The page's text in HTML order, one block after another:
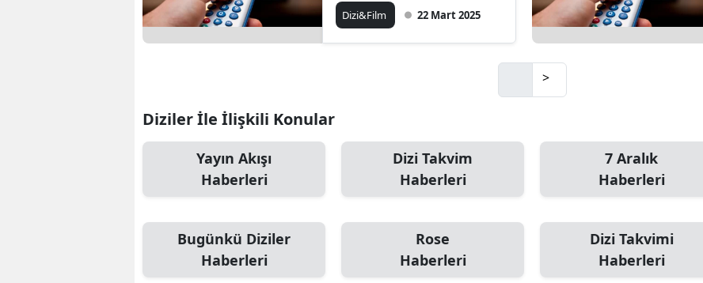
Dizi&Film 22 Mart 2025
>
Diziler İle İlişkili Konular
Yayın Akışı
Haberleri
Dizi Takvim
Haberleri
7 Aralık
Haberleri
Bugünkü Diziler
Haberleri
Rose
Haberleri
Dizi Takvimi
Haberleri